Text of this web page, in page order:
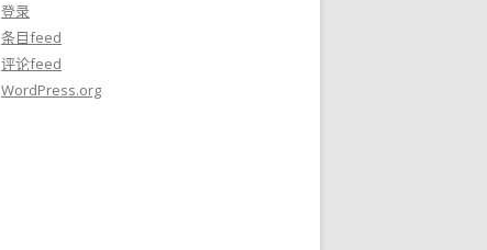
登录
条目feed
评论feed
WordPress.org